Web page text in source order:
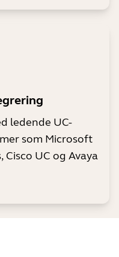
ledende UC-
som Microsoft
Cisco UC og Avaya